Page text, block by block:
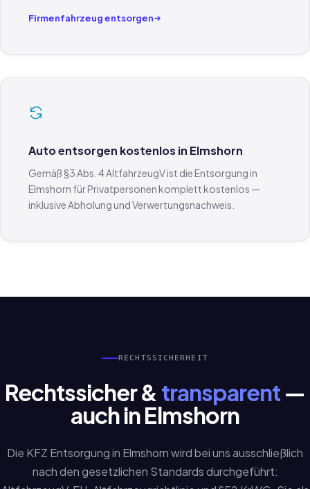
Firmenfahrzeug entsorgen
Auto entsorgen kostenlos in Elmshorn
Gemäß §3 Abs. 4 AltfahrzeugV ist die Entsorgung in
Elmshorn für Privatpersonen komplett kostenlos —
inklusive Abholung und Verwertungsnachweis.
RECHTSSICHERHEIT
Rechtssicher & transparent—
auch in Elmshorn
Die KFZ Entsorgung in Elmshorn wird bei uns ausschließlich
nach den gesetzlichen Standards durchgeführt: